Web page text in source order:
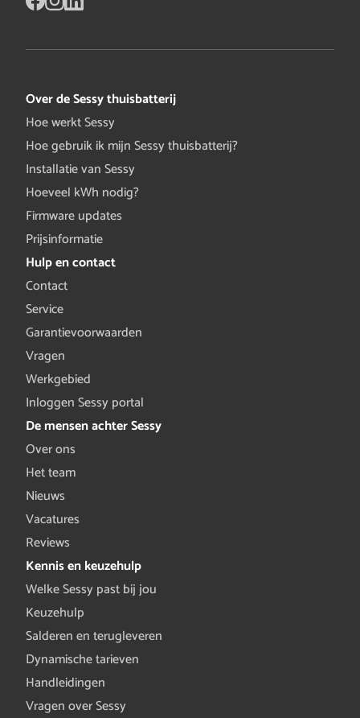
Over de Sessy thuisbatterij
Hoe werkt Sessy
Hoe gebruik ik mijn Sessy thuisbatterij?
Installatie van Sessy
Hoeveel kWh nodig?
Firmware updates
Prijsinformatie
Hulp en contact
Contact
Service
Garantievoorwaarden
Vragen
Werkgebied
Inloggen Sessy portal
De mensen achter Sessy
Over ons
Het team
Nieuws
Vacatures
Reviews
Kennis en keuzehulp
Welke Sessy past bij jou
Keuzehulp
Salderen en terugleveren
Dynamische tarieven
Handleidingen
Vragen over Sessy